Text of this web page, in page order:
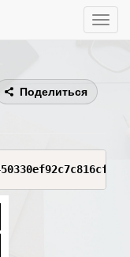
Toggle
Поделиться